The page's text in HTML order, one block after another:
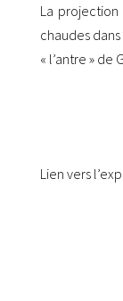
La
chaudes
« l’antre » de
Lien vers